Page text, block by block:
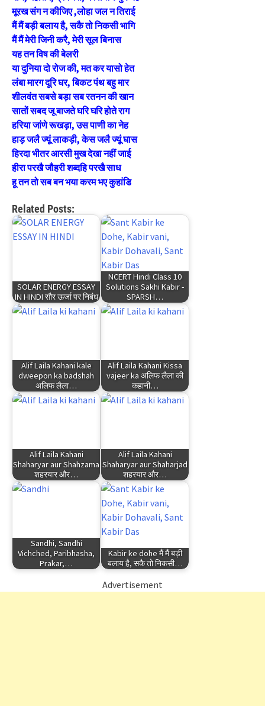
मूरख संग न कीजिए ,लोहा जल न तिराई
मैं मैं बड़ी बलाय है, सकै तो निकसी भागि
मैं मैं मेरी जिनी करै, मेरी सूल बिनास
यह तन विष की बेलरी
या दुनिया दो रोज की, मत कर यासो हेत
लंबा मारग दूरि घर, बिकट पंथ बहु मार
शीलवंत सबसे बड़ा सब रतनन की खान
सातों सबद जू बाजते घरि घरि होते राग
हरिया जांणे रूखड़ा, उस पाणी का नेह
हाड़ जलै ज्यूं लाकड़ी, केस जलै ज्यूं घास
हिरदा भीतर आरसी मुख देखा नहीं जाई
हीरा परखै जौहरी शब्दहि परखै साध
हू तन तो सब बन भया करम भए कुहांडि
Related Posts:
SOLAR ENERGY ESSAY
IN HINDI सौर ऊर्जा पर निबंध
NCERT Hindi Class 10
Solutions Sakhi Kabir -
SPARSH…
Alif Laila Kahani kale
dweepon ka badshah
अलिफ लैला…
Alif Laila Kahani Kissa
vajeer ka अलिफ लैला की
कहानी…
Alif Laila Kahani
Shaharyar aur Shahzama
शहरयार और…
Alif Laila Kahani
Shaharyar aur Shaharjad
शहरयार और…
Sandhi, Sandhi
Vichched, Paribhasha,
Prakar,…
Kabir ke dohe मैं मैं बड़ी
बलाय है, सकै तो निकसी…
Advertisement